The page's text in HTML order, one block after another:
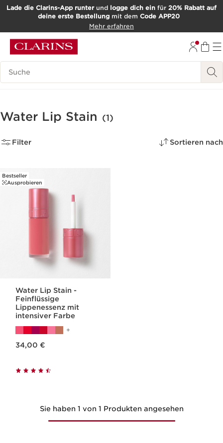
WEITER ZUM INHALT
Lade die Clarins-App runterund logge dich ein für 20% Rabatt auf
deine erste Bestellungmit dem Code APP20
Mehr erfahren
Such-Historie
Water Lip Stain (1)
Filter Sortieren nach
Bestseller
Ausprobieren
Water Lip Stain -
Feinflüssige
Lippenessenz mit
intensiver Farbe
34,00 €
Sie haben 1 von 1 Produkten angesehen